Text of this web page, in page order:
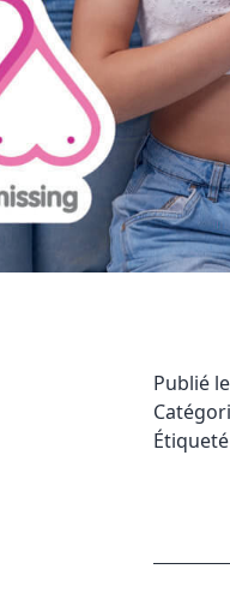
Publié le
Étiqueté